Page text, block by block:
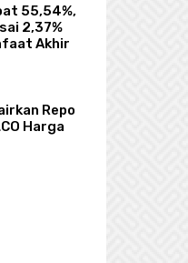
55,54%,
2,37%
Akhir
Repo
Harga